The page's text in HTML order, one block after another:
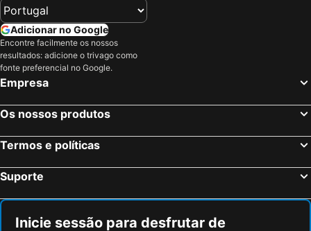
Adicionar no Google
Encontre facilmente os nossos
resultados: adicione o trivago como
fonte preferencial no Google.
Empresa
Os nossos produtos
Termos e políticas
Suporte
Inicie sessão para desfrutar de